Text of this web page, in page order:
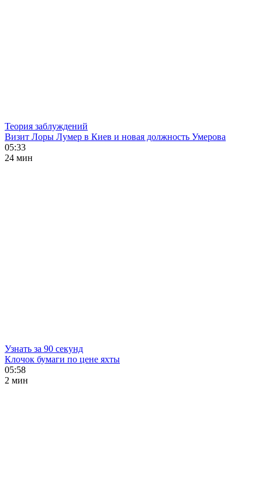
Теория заблуждений
Визит Лоры Лумер в Киев и новая должность Умерова
05:33
24 мин
Узнать за 90 секунд
Клочок бумаги по цене яхты
05:58
2 мин